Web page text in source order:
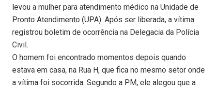
levou a mulher para atendimento médico na Unidade de
Pronto Atendimento (UPA). Após ser liberada, a vítima
registrou boletim de ocorrência na Delegacia da Polícia
Civil.
O homem foi encontrado momentos depois quando
estava em casa, na Rua H, que fica no mesmo setor onde
a vítima foi socorrida. Segundo a PM, ele alegou que a